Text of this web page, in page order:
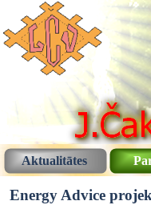
Aktualitātes
Energy Advice